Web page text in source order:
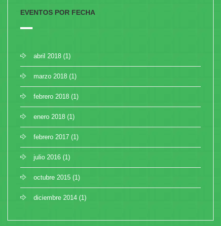
EVENTOS POR FECHA
abril 2018 (1)
marzo 2018 (1)
febrero 2018 (1)
enero 2018 (1)
febrero 2017 (1)
julio 2016 (1)
octubre 2015 (1)
diciembre 2014 (1)